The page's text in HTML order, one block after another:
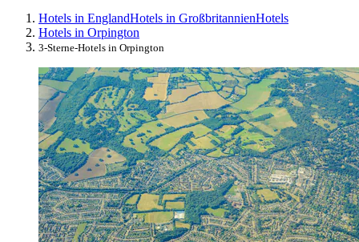
Hotels in EnglandHotels in GroßbritannienHotels
Hotels in Orpington
3-Sterne-Hotels in Orpington